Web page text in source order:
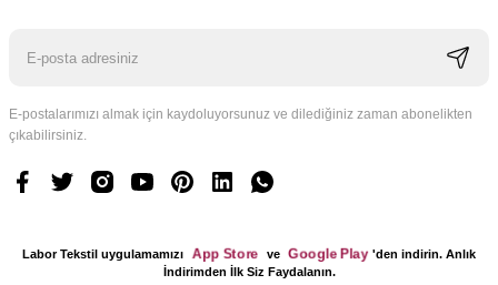
E-postalarımızı almak için kaydoluyorsunuz ve dilediğiniz zaman abonelikten
çıkabilirsiniz.
Labor Tekstil uygulamamızı App Store ve Google Play 'den indirin. Anlık
İndirimden İlk Siz Faydalanın.